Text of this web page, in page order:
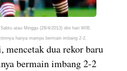
atau Minggu (28/4/2013) dini hari WIB.
hanya mampu bermain imbang 2-2.
dua rekor baru
bermain imbang 2-2